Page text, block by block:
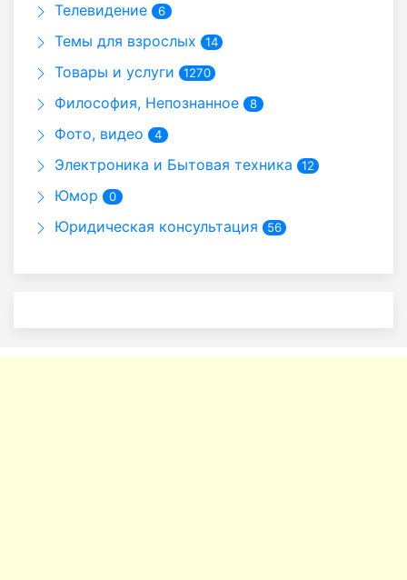
Телевидение 6
Темы для взрослых 14
Товары и услуги 1270
Философия, Непознанное 8
Фото, видео 4
Электроника и Бытовая техника 12
Юмор 0
Юридическая консультация 56